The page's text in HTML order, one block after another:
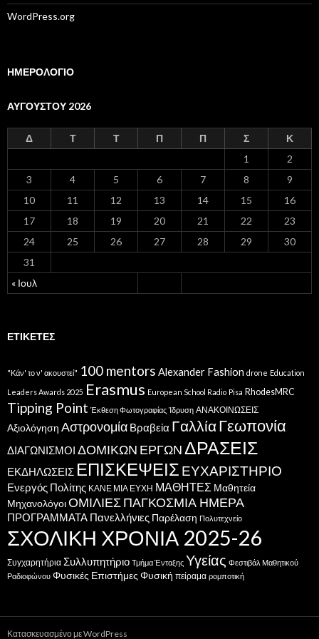
WordPress.org
ΗΜΕΡΟΛΟΓΙΟ
ΑΥΓΟΎΣΤΟΥ 2026
Δ Τ Τ Π Π Σ Κ
« Ιουλ
1
2
3
4 5 6 7 8
9
10
11 12 13 14 15
16
17
18 19 20 21 22
23
24
25 26 27 28 29
30
31
ΕΤΙΚΈΤΕΣ
"Κάν' το ν' ακουστεί" 100 mentors Alexander Fashion drone Education
Leaders Awards 2025 Erasmus European School Radio Pisa RhodesMRC
Tipping Point Έκθεση Φωτογραφίας Ίδρυση ΑΝΑΚΟΙΝΩΣΕΙΣ
Αξιολόγηση Αστρονομία Βραβεία ΓαλλίαΓεωπονία
ΔΙΑΓΩΝΙΣΜΟΙ ΔΟΜΙΚΩΝ ΕΡΓΩΝ ΔΡΑΣΕΙΣ
ΕΚΔΗΛΩΣΕΙΣ ΕΠΙΣΚΕΨΕΙΣ ΕΥΧΑΡΙΣΤΗΡΙΟ
Ενεργός Πολίτης ΚΑΝΕ ΜΙΑ ΕΥΧΗ ΜΑΘΗΤΕΣ Μαθητεία
ΜηχανολόγοιΟΜΙΛΙΕΣΠΑΓΚΟΣΜΙΑ ΗΜΕΡΑ
ΠΡΟΓΡΑΜΜΑΤΑ Πανελλήνιες Παρέλαση Πολυτεχνείο
ΣΧΟΛΙΚΗ ΧΡΟΝΙΑ 2025-26
Συγχαρητήρια Συλλυπητήριο Τμήμα Ένταξης Υγείας Φεστιβάλ Μαθητικού
Ραδιοφώνου Φυσικές Επιστήμες Φυσική πείραμα ρομποτική
Κατασκευασμένο με WordPress